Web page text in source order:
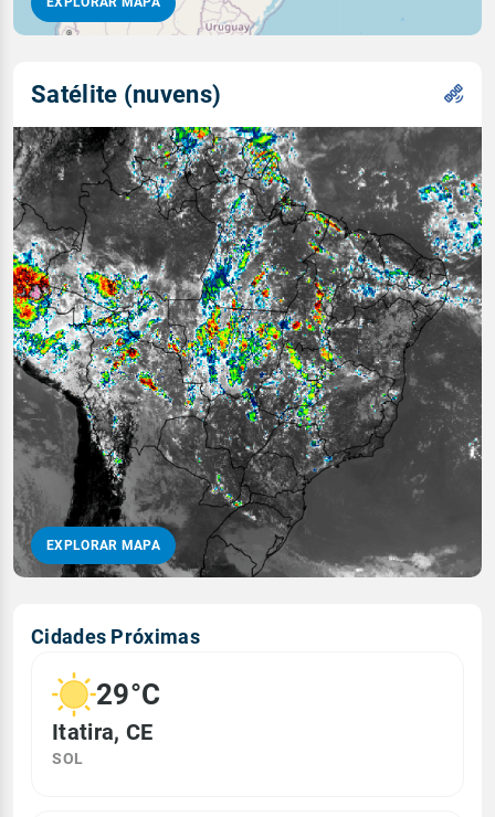
Satélite (nuvens)
EXPLORAR MAPA
Cidades Próximas
29°C
Itatira, CE
SOL